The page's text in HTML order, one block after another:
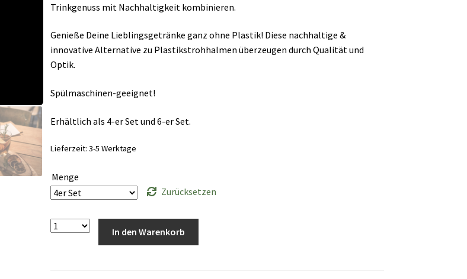
Trinkgenuss mit Nachhaltigkeit kombinieren.
Genieße Deine Lieblingsgetränke ganz ohne Plastik! Diese nachhaltige &
innovative Alternative zu Plastikstrohhalmen überzeugen durch Qualität und
Optik.
Spülmaschinen-geeignet!
Erhältlich als 4-er Set und 6-er Set.
Lieferzeit: 3-5 Werktage
Menge
Zurücksetzen
Anzahl
In den Warenkorb